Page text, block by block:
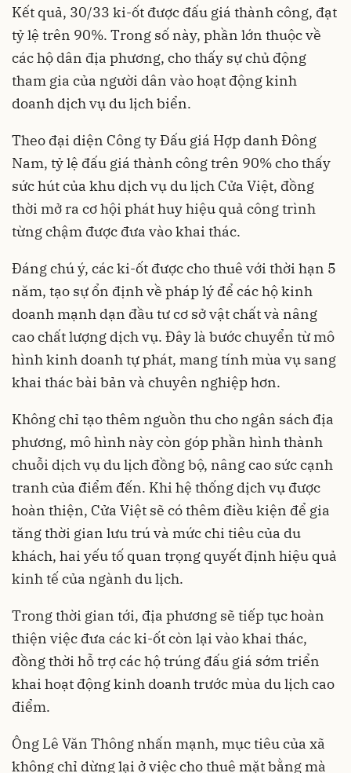
Kết quả, 30/33 ki-ốt được đấu giá thành công, đạt
tỷ lệ trên 90%. Trong số này, phần lớn thuộc về
các hộ dân địa phương, cho thấy sự chủ động
tham gia của người dân vào hoạt động kinh
doanh dịch vụ du lịch biển.
Theo đại diện Công ty Đấu giá Hợp danh Đông
Nam, tỷ lệ đấu giá thành công trên 90% cho thấy
sức hút của khu dịch vụ du lịch Cửa Việt, đồng
thời mở ra cơ hội phát huy hiệu quả công trình
từng chậm được đưa vào khai thác.
Đáng chú ý, các ki-ốt được cho thuê với thời hạn 5
năm, tạo sự ổn định về pháp lý để các hộ kinh
doanh mạnh dạn đầu tư cơ sở vật chất và nâng
cao chất lượng dịch vụ. Đây là bước chuyển từ mô
hình kinh doanh tự phát, mang tính mùa vụ sang
khai thác bài bản và chuyên nghiệp hơn.
Không chỉ tạo thêm nguồn thu cho ngân sách địa
phương, mô hình này còn góp phần hình thành
chuỗi dịch vụ du lịch đồng bộ, nâng cao sức cạnh
tranh của điểm đến. Khi hệ thống dịch vụ được
hoàn thiện, Cửa Việt sẽ có thêm điều kiện để gia
tăng thời gian lưu trú và mức chi tiêu của du
khách, hai yếu tố quan trọng quyết định hiệu quả
kinh tế của ngành du lịch.
Trong thời gian tới, địa phương sẽ tiếp tục hoàn
thiện việc đưa các ki-ốt còn lại vào khai thác,
đồng thời hỗ trợ các hộ trúng đấu giá sớm triển
khai hoạt động kinh doanh trước mùa du lịch cao
điểm.
Ông Lê Văn Thông nhấn mạnh, mục tiêu của xã
không chỉ dừng lại ở việc cho thuê mặt bằng mà